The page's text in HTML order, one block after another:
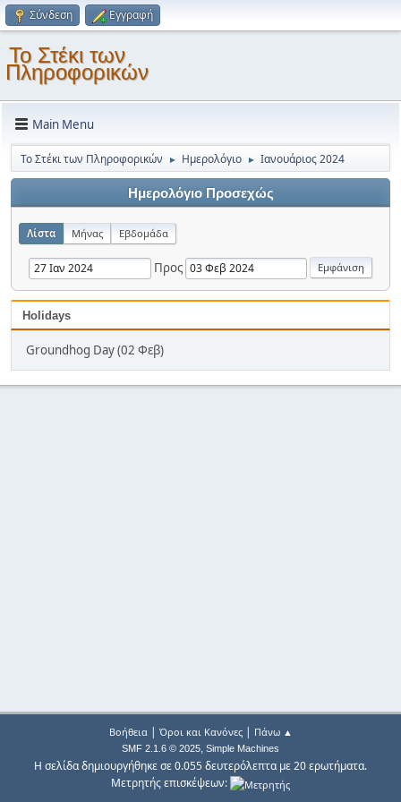
Σύνδεση Εγγραφή
Το Στέκι των
Πληροφορικών
Main Menu
Το Στέκι των Πληροφορικών ► Ημερολόγιο ► Ιανουάριος 2024
Ημερολόγιο Προσεχώς
Λίστα Μήνας Εβδομάδα
Προς
Holidays
Groundhog Day (02 Φεβ)
Βοήθεια| Όροι και Κανόνες| Πάνω ▲
SMF 2.1.6 © 2025, Simple Machines
Η σελίδα δημιουργήθηκε σε 0.055 δευτερόλεπτα με 20 ερωτήματα.
Μετρητής επισκέψεων: